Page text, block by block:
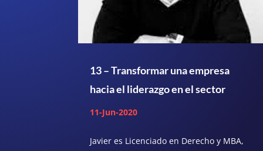
13 – Transformar una empresa
hacia el liderazgo en el sector
11-Jun-2020
Javier es Licenciado en Derecho y MBA,